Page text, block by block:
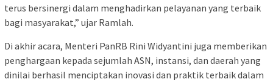
terus bersinergi dalam menghadirkan pelayanan yang terbaik
bagi masyarakat,” ujar Ramlah.
Di akhir acara, Menteri PanRB Rini Widyantini juga memberikan
penghargaan kepada sejumlah ASN, instansi, dan daerah yang
dinilai berhasil menciptakan inovasi dan praktik terbaik dalam